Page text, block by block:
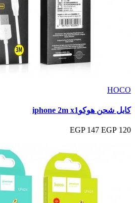
HOCO
كابل شحن هوكوiphone 2m x1
120 EGP
147 EGP